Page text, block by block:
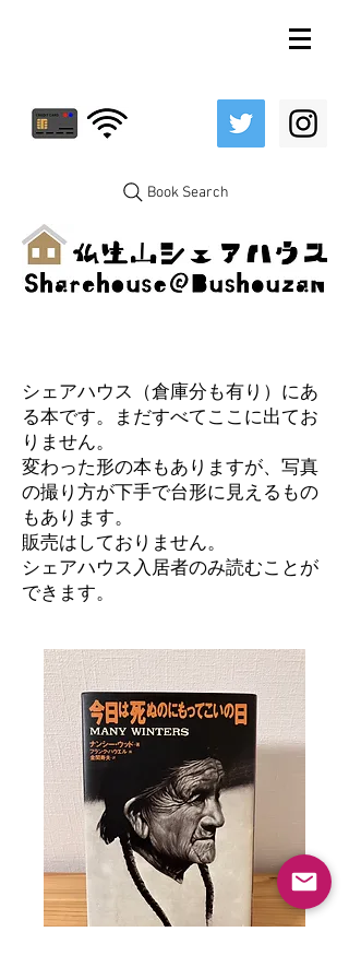
Book Search
シェアハウス（倉庫分も有り）にあ
る本です。まだすべてここに出てお
りません。
変わった形の本もありますが、写真
の撮り方が下手で台形に見えるもの
もあります。
​販売はしておりません。
シェアハウス入居者のみ読むことが
できます。